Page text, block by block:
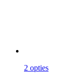
2 opties